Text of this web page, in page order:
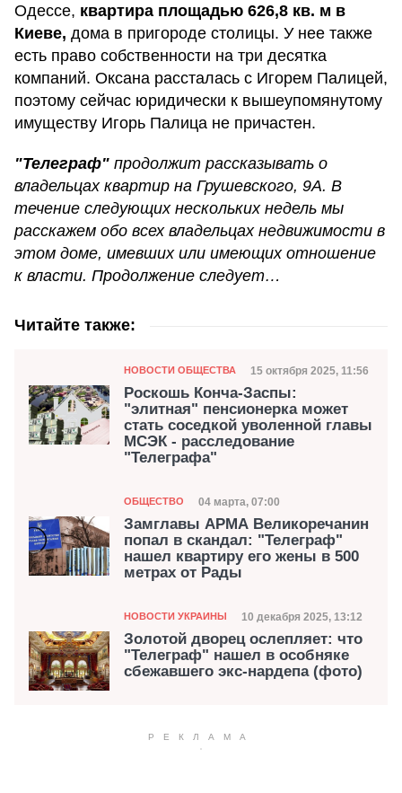
Одессе, квартира площадью 626,8 кв. м в
Киеве, дома в пригороде столицы. У нее также
есть право собственности на три десятка
компаний. Оксана рассталась с Игорем Палицей,
поэтому сейчас юридически к вышеупомянутому
имуществу Игорь Палица не причастен.
"Телеграф" продолжит рассказывать о
владельцах квартир на Грушевского, 9А. В
течение следующих нескольких недель мы
расскажем обо всех владельцах недвижимости в
этом доме, имевших или имеющих отношение
к власти. Продолжение следует…
Читайте также:
Категория
НОВОСТИ ОБЩЕСТВА Дата публикации
15 октября 2025, 11:56
Роскошь Конча-Заспы:
"элитная" пенсионерка может
стать соседкой уволенной главы
МСЭК - расследование
"Телеграфа"
Категория
ОБЩЕСТВО Дата публикации
04 марта, 07:00
Замглавы АРМА Великоречанин
попал в скандал: "Телеграф"
нашел квартиру его жены в 500
метрах от Рады
Категория
НОВОСТИ УКРАИНЫ Дата публикации
10 декабря 2025, 13:12
Золотой дворец ослепляет: что
"Телеграф" нашел в особняке
сбежавшего экс-нардепа (фото)